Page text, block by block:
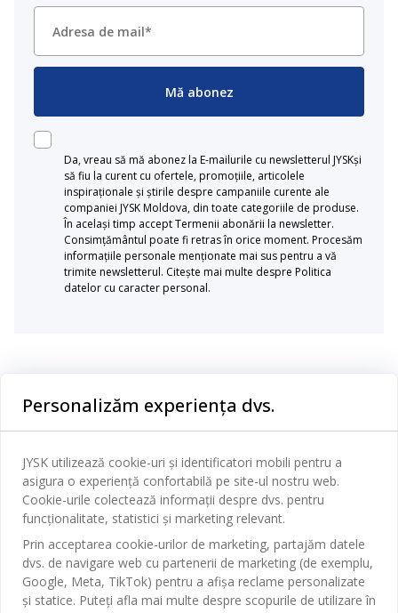
Mă abonez
Da, vreau să mă abonez la E-mailurile cu newsletterul JYSKși
să fiu la curent cu ofertele, promoțiile, articolele
inspiraționale și știrile despre campaniile curente ale
companiei JYSK Moldova, din toate categoriile de produse.
În același timp accept Termenii abonării la newsletter.
Consimțământul poate fi retras în orice moment. Procesăm
informațiile personale menționate mai sus pentru a vă
trimite newsletterul. Citește mai multe despre Politica
datelor cu caracter personal.
Baie
Birou
Sufragerie
Bucătărie
Depozitare
Contact Relații Clienți
Magazine și program
Broșură
Termeni si conditii vânzări online
JYSK
Despre JYSK
JYSK.com
Presă
SEDIU CENTRAL
TAROL-DD S.R.L. str. Jubiliara, 41A mun. Chișinău, Republica
JYSK RELAȚII CLIENȚI
Personalizăm experiența dvs.
JYSK utilizează cookie-uri și identificatori mobili pentru a
asigura o experiență confortabilă pe site-ul nostru web.
Cookie-urile colectează informații despre dvs. pentru
funcționalitate, statistici și marketing relevant.
Prin acceptarea cookie-urilor de marketing, partajăm datele
dvs. de navigare web cu partenerii de marketing (de exemplu,
Google, Meta, TikTok) pentru a afișa reclame personalizate
și statice. Puteți afla mai multe despre scopurile de utilizare în